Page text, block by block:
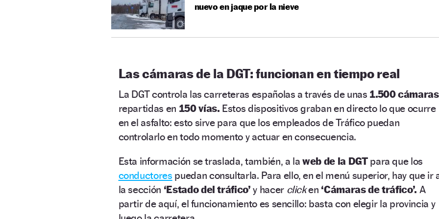
nuevo en jaque por la nieve
Las cámaras de la DGT: funcionan en tiempo real
La DGT controla las carreteras españolas a través de unas 1.500 cámaras
repartidas en 150 vías. Estos dispositivos graban en directo lo que ocurre
en el asfalto: esto sirve para que los empleados de Tráfico puedan
controlarlo en todo momento y actuar en consecuencia.
Esta información se traslada, también, a laweb de la DGTpara que los
conductores puedan consultarla. Para ello, en el menú superior, hay que ir
la sección ‘Estado del tráfico’y hacer clicken ‘Cámaras de tráfico’. A
partir de aquí, el funcionamiento es sencillo: basta con elegir la provincia y